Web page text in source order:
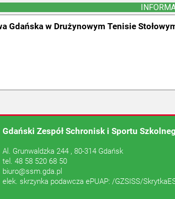
Gdańska w Drużynowym Tenisie
Gdański Zespół Schronisk i Sportu
Al. Grunwaldzka 244 , 80-314 Gdańsk
tel. 48 58 520 68 50
biuro@ssm.gda.pl
elek. skrzynka podawcza ePUAP: /GZSISS/